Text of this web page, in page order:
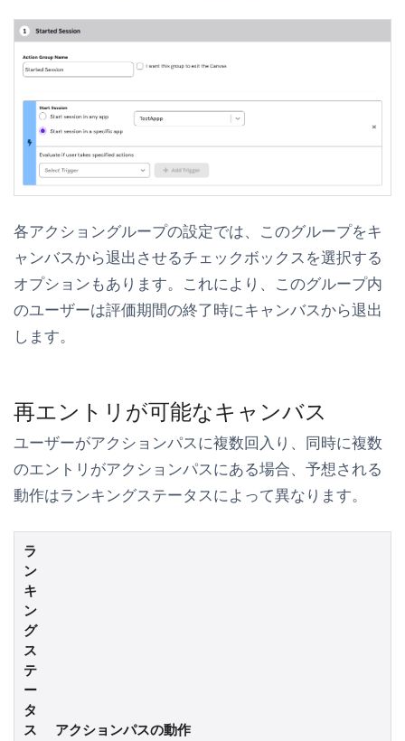
各アクショングループの設定では、 このグループをキ
ャンバスから退出させるチェックボックスを選択する
オプションもあります。これにより、このグループ内
のユーザーは評価期間の終了時にキャンバスから退出
します。
再エントリが可能なキャンバス
ユーザーがアクションパスに複数回入り、同時に複数
のエントリがアクションパスにある場合、予想される
動作はランキングステータスによって異なります。
ラ
ン
キ
ン
グ
ス
テ
ー
タ
ス
アクションパスの動作